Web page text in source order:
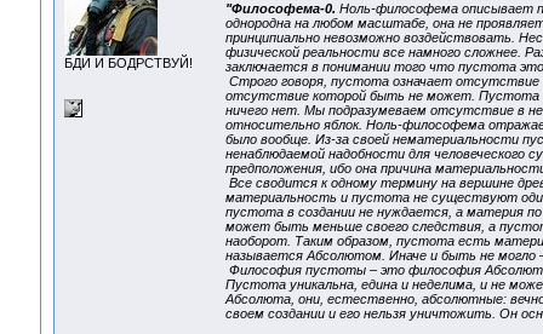
БДИ И БОДРСТВУЙ!
"Философема-0. Ноль-философема описывает
однородна на любом масштабе, она не
принципиально невозможно воздействовать.
физической реальности все намного сложнее.
заключается в понимании того что пустота
Строго говоря, пустота означает отсутствие
отсутствие которой быть не может. Пустота
ничего нет. Мы подразумеваем отсутствие в
относительно яблок. Ноль-философема
было вообще. Из-за своей нематериальности
ненаблюдаемой надобности для человеческого
предположения, ибо она причина
Все сводится к одному термину на вершине
материальность и пустота не существуют
пустота в создании не нуждается, а материя
может быть меньше своего следствия, а
наоборот. Таким образом, пустота есть
называется Абсолютом. Иначе и быть не могло –
Философия пустоты – это философия
Пустота уникальна, едина и неделима, и не
Абсолюта, они, естественно, абсолютные:
своем создании и его нельзя уничтожить. Он